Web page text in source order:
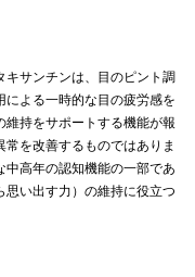
サンチンは、目のピント調
よる一時的な目の疲労感を
持をサポートする機能が報
を改善するものではありま
高年の認知機能の一部であ
思い出す力）の維持に役立つ